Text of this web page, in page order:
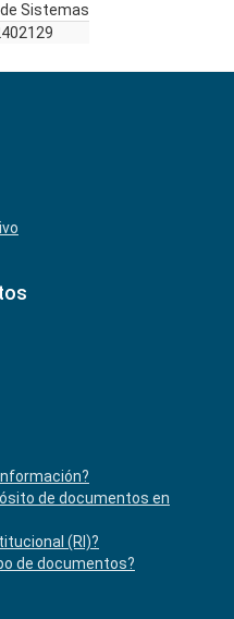
Sistemas
de documentos en
(RI)?
de documentos?